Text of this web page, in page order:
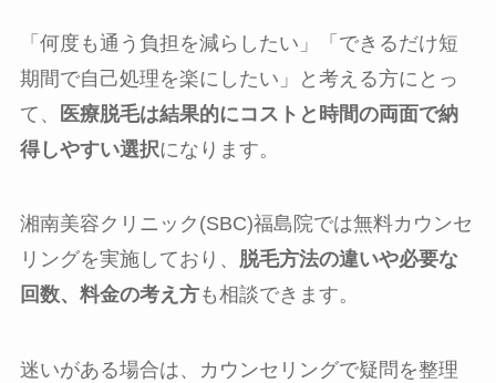
「何度も通う負担を減らしたい」「できるだけ短
期間で自己処理を楽にしたい」と考える方にとっ
て、
医療脱毛は結果的にコストと時間の両面で納
得しやすい選択になります。
湘南美容クリニック(SBC)福島院では無料カウンセ
リングを実施しており、 脱毛方法の違いや必要な
回数、料金の考え方も相談できます。
迷いがある場合は、カウンセリングで疑問を整理